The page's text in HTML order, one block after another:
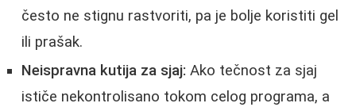
često ne stignu rastvoriti, pa je bolje koristiti gel
ili prašak.
Neispravna kutija za sjaj: Ako tečnost za sjaj
ističe nekontrolisano tokom celog programa, a